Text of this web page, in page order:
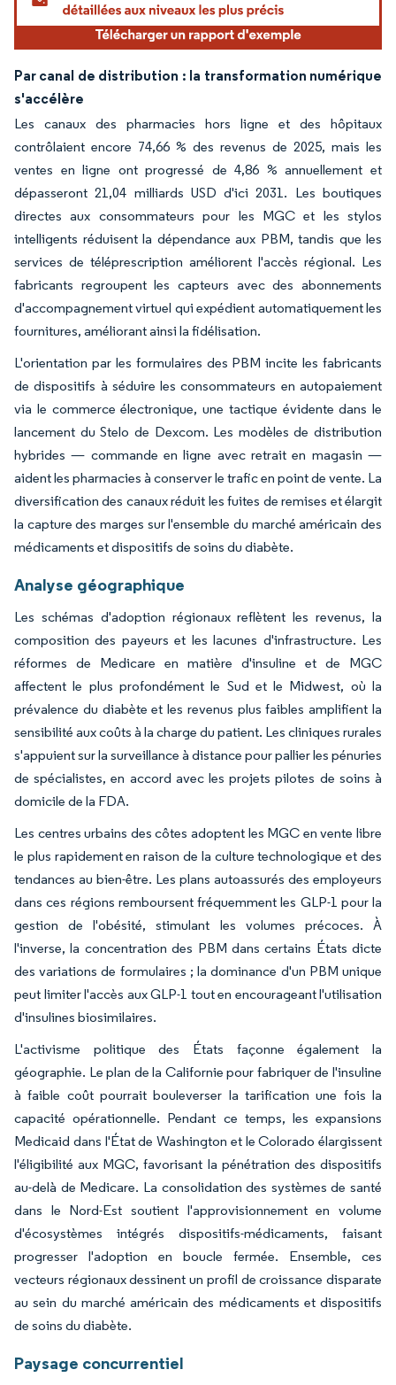
Par canal de distribution : la transformation numérique
s'accélère
Les canaux des pharmacies hors ligne et des hôpitaux
contrôlaient encore 74,66 % des revenus de 2025, mais les
ventes en ligne ont progressé de 4,86 % annuellement et
dépasseront 21,04 milliards USD d'ici 2031. Les boutiques
directes aux consommateurs pour les MGC et les stylos
intelligents réduisent la dépendance aux PBM, tandis que les
services de téléprescription améliorent l'accès régional. Les
fabricants regroupent les capteurs avec des abonnements
d'accompagnement virtuel qui expédient automatiquement les
fournitures, améliorant ainsi la fidélisation.
L'orientation par les formulaires des PBM incite les fabricants
de dispositifs à séduire les consommateurs en autopaiement
via le commerce électronique, une tactique évidente dans le
lancement du Stelo de Dexcom. Les modèles de distribution
hybrides — commande en ligne avec retrait en magasin —
aident les pharmacies à conserver le trafic en point de vente. La
diversification des canaux réduit les fuites de remises et élargit
la capture des marges sur l'ensemble du marché américain des
médicaments et dispositifs de soins du diabète.
Analyse géographique
Les schémas d'adoption régionaux reflètent les revenus, la
composition des payeurs et les lacunes d'infrastructure. Les
réformes de Medicare en matière d'insuline et de MGC
affectent le plus profondément le Sud et le Midwest, où la
prévalence du diabète et les revenus plus faibles amplifient la
sensibilité aux coûts à la charge du patient. Les cliniques rurales
s'appuient sur la surveillance à distance pour pallier les pénuries
de spécialistes, en accord avec les projets pilotes de soins à
domicile de la FDA.
Les centres urbains des côtes adoptent les MGC en vente libre
le plus rapidement en raison de la culture technologique et des
tendances au bien-être. Les plans autoassurés des employeurs
dans ces régions remboursent fréquemment les GLP-1 pour la
gestion de l'obésité, stimulant les volumes précoces. À
l'inverse, la concentration des PBM dans certains États dicte
des variations de formulaires ; la dominance d'un PBM unique
peut limiter l'accès aux GLP-1 tout en encourageant l'utilisation
d'insulines biosimilaires.
L'activisme politique des États façonne également la
géographie. Le plan de la Californie pour fabriquer de l'insuline
à faible coût pourrait bouleverser la tarification une fois la
capacité opérationnelle. Pendant ce temps, les expansions
Medicaid dans l'État de Washington et le Colorado élargissent
l'éligibilité aux MGC, favorisant la pénétration des dispositifs
au-delà de Medicare. La consolidation des systèmes de santé
dans le Nord-Est soutient l'approvisionnement en volume
d'écosystèmes intégrés dispositifs-médicaments, faisant
progresser l'adoption en boucle fermée. Ensemble, ces
vecteurs régionaux dessinent un profil de croissance disparate
au sein du marché américain des médicaments et dispositifs
de soins du diabète.
Paysage concurrentiel